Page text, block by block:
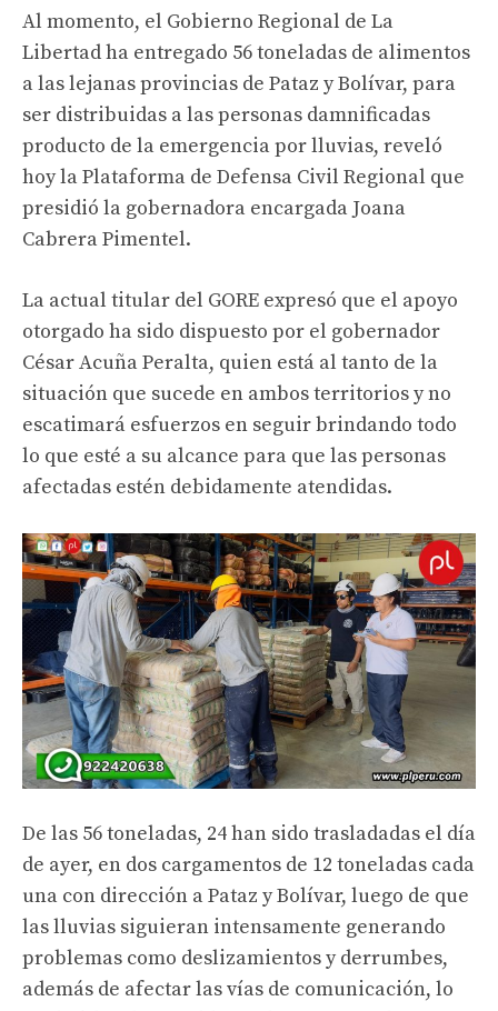
Al momento, el Gobierno Regional de La
Libertad ha entregado 56 toneladas de alimentos
a las lejanas provincias de Pataz y Bolívar, para
ser distribuidas a las personas damnificadas
producto de la emergencia por lluvias, reveló
hoy la Plataforma de Defensa Civil Regional que
presidió la gobernadora encargada Joana
Cabrera Pimentel.
La actual titular del GORE expresó que el apoyo
otorgado ha sido dispuesto por el gobernador
César Acuña Peralta, quien está al tanto de la
situación que sucede en ambos territorios y no
escatimará esfuerzos en seguir brindando todo
lo que esté a su alcance para que las personas
afectadas estén debidamente atendidas.
De las 56 toneladas, 24 han sido trasladadas el día
de ayer, en dos cargamentos de 12 toneladas cada
una con dirección a Pataz y Bolívar, luego de que
las lluvias siguieran intensamente generando
problemas como deslizamientos y derrumbes,
además de afectar las vías de comunicación, lo